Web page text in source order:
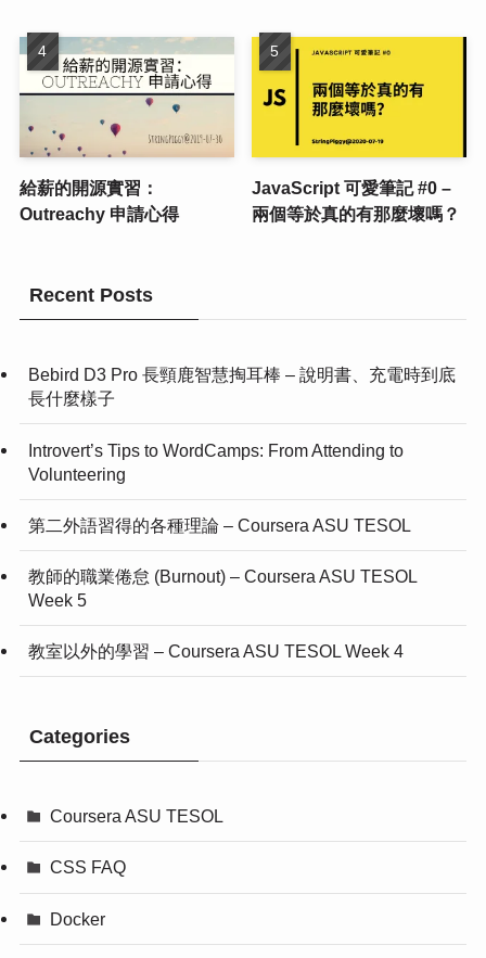
給薪的開源實習：
Outreachy 申請心得
JavaScript 可愛筆記 #0 –
兩個等於真的有那麼壞嗎？
Recent Posts
Bebird D3 Pro 長頸鹿智慧掏耳棒 – 說明書、充電時到底
長什麼樣子
Introvert’s Tips to WordCamps: From Attending to
Volunteering
第二外語習得的各種理論 – Coursera ASU TESOL
教師的職業倦怠 (Burnout) – Coursera ASU TESOL
Week 5
教室以外的學習 – Coursera ASU TESOL Week 4
Categories
Coursera ASU TESOL
CSS FAQ
Docker